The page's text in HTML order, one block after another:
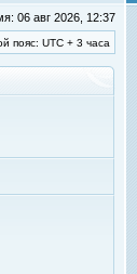
06 авг 2026, 12:37
пояс: UTC + 3 часа